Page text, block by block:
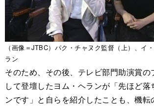
（画像＝JTBC）パク・チャヌク監督（上）、イ
ラン
そのため、その後、テレビ部門助演賞の
して登壇したヨム・ヘランが「先ほど落
ンです」と自らを紹介したことも、機転